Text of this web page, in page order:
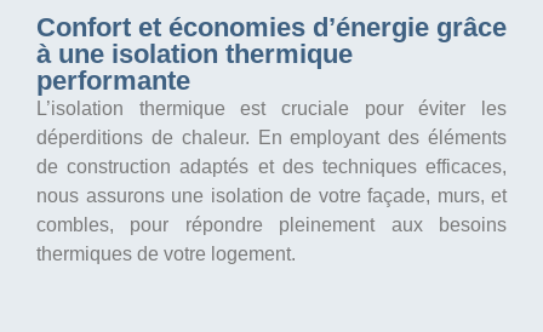
Confort et économies d’énergie grâce
à une isolation thermique
performante
L’isolation thermique est cruciale pour éviter les
déperditions de chaleur. En employant des éléments
de construction adaptés et des techniques efficaces,
nous assurons une isolation de votre façade, murs, et
combles, pour répondre pleinement aux besoins
thermiques de votre logement.